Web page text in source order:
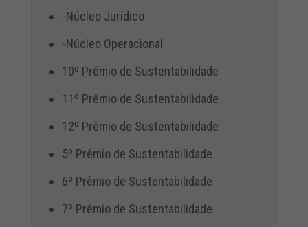
-Núcleo Jurídico
-Núcleo Operacional
10º Prêmio de Sustentabilidade
11º Prêmio de Sustentabilidade
12º Prêmio de Sustentabilidade
5º Prêmio de Sustentabilidade
6º Prêmio de Sustentabilidade
7º Prêmio de Sustentabilidade